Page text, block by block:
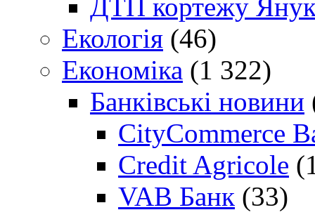
ДТП кортежу
Екологія (46)
Економіка (1 322)
Банківські новини
CityCommerce
Credit Agricole
VAB Банк (33)